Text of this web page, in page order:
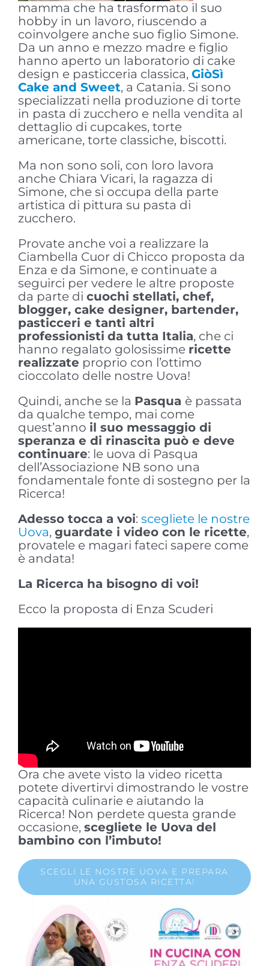
mamma che ha trasformato il suo
hobby in un lavoro, riuscendo a
coinvolgere anche suo figlio Simone.
Da un anno e mezzo madre e figlio
hanno aperto un laboratorio di cake
design e pasticceria classica, GiòSì
Cake and Sweet, a Catania. Si sono
specializzati nella produzione di torte
in pasta di zucchero e nella vendita al
dettaglio di cupcakes, torte
americane, torte classiche, biscotti.
Ma non sono soli, con loro lavora
anche Chiara Vicari, la ragazza di
Simone, che si occupa della parte
artistica di pittura su pasta di
zucchero.
Provate anche voi a realizzare la
Ciambella Cuor di Chicco proposta da
Enza e da Simone, e continuate a
seguirci per vedere le altre proposte
da parte di cuochi stellati, chef,
blogger, cake designer, bartender,
pasticceri e tanti altri
professionisti da tutta Italia, che ci
hanno regalato golosissime ricette
realizzate proprio con l’ottimo
cioccolato delle nostre Uova!
Quindi, anche se la Pasqua è passata
da qualche tempo, mai come
quest’anno il suo messaggio di
speranza e di rinascita può e deve
continuare: le uova di Pasqua
dell’Associazione NB sono una
fondamentale fonte di sostegno per la
Ricerca!
Adesso tocca a voi: scegliete le nostre
Uova, guardate i video con le ricette,
provatele e magari fateci sapere come
è andata!
La Ricerca ha bisogno di voi!
Ecco la proposta di Enza Scuderi
Ora che avete visto la video ricetta
potete divertirvi dimostrando le vostre
capacità culinarie e aiutando la
Ricerca! Non perdete questa grande
occasione, scegliete le Uova del
bambino con l’imbuto!
SCEGLI LE NOSTRE UOVA E PREPARA
UNA GUSTOSA RICETTA!